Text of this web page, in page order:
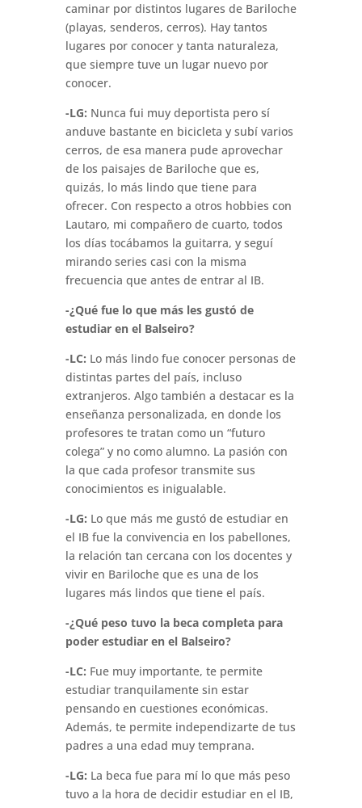
caminar por distintos lugares de Bariloche
(playas, senderos, cerros). Hay tantos
lugares por conocer y tanta naturaleza,
que siempre tuve un lugar nuevo por
conocer.
-LG: Nunca fui muy deportista pero sí
anduve bastante en bicicleta y subí varios
cerros, de esa manera pude aprovechar
de los paisajes de Bariloche que es,
quizás, lo más lindo que tiene para
ofrecer. Con respecto a otros hobbies con
Lautaro, mi compañero de cuarto, todos
los días tocábamos la guitarra, y seguí
mirando series casi con la misma
frecuencia que antes de entrar al IB.
-¿Qué fue lo que más les gustó de
estudiar en el Balseiro?
-LC: Lo más lindo fue conocer personas de
distintas partes del país, incluso
extranjeros. Algo también a destacar es la
enseñanza personalizada, en donde los
profesores te tratan como un “futuro
colega” y no como alumno. La pasión con
la que cada profesor transmite sus
conocimientos es inigualable.
-LG: Lo que más me gustó de estudiar en
el IB fue la convivencia en los pabellones,
la relación tan cercana con los docentes y
vivir en Bariloche que es una de los
lugares más lindos que tiene el país.
-¿Qué peso tuvo la beca completa para
poder estudiar en el Balseiro?
-LC: Fue muy importante, te permite
estudiar tranquilamente sin estar
pensando en cuestiones económicas.
Además, te permite independizarte de tus
padres a una edad muy temprana.
-LG: La beca fue para mí lo que más peso
tuvo a la hora de decidir estudiar en el IB,